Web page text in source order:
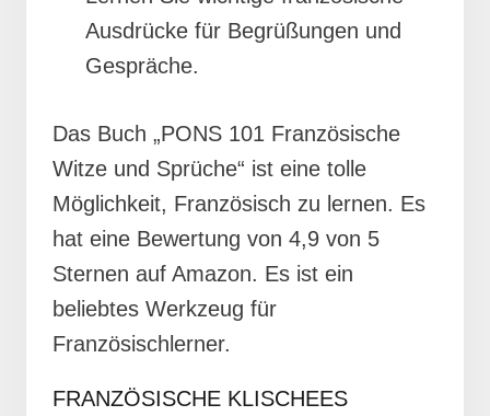
Ausdrücke für Begrüßungen und
Gespräche.
Das Buch „PONS 101 Französische
Witze und Sprüche“ ist eine tolle
Möglichkeit, Französisch zu lernen. Es
hat eine Bewertung von 4,9 von 5
Sternen auf Amazon. Es ist ein
beliebtes Werkzeug für
Französischlerner.
FRANZÖSISCHE KLISCHEES